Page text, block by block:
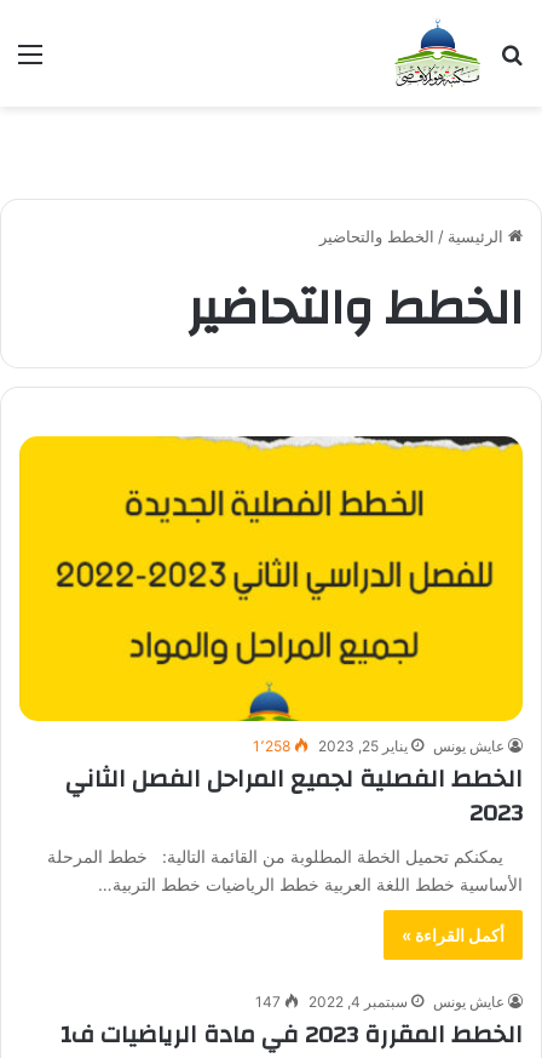
بحث عن
الرئيسية / الخطط والتحاضير
الخطط والتحاضير
عايش يونس يناير 25, 2023 1٬258
الخطط الفصلية لجميع المراحل الفصل الثاني
2023
يمكنكم تحميل الخطة المطلوبة من القائمة التالية: خطط المرحلة
الأساسية خطط اللغة العربية خطط الرياضيات خطط التربية…
أكمل القراءة »
عايش يونس سبتمبر 4, 2022 147
الخطط المقررة 2023 في مادة الرياضيات ف1